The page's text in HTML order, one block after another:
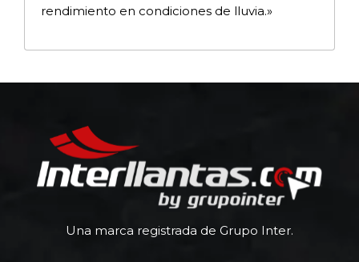
rendimiento en condiciones de lluvia.»
Una marca registrada de Grupo Inter.